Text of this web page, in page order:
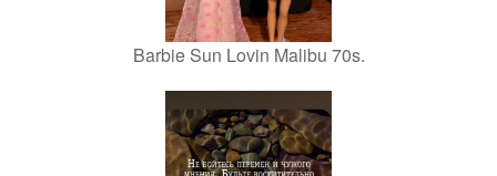
Barbie Sun Lovin Malibu 70s.